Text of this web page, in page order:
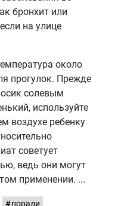
бронхит или
на улице
около
прогулок. Прежде
солевым
используйте
воздухе ребенку
советует
ведь они могут
применении.
поради